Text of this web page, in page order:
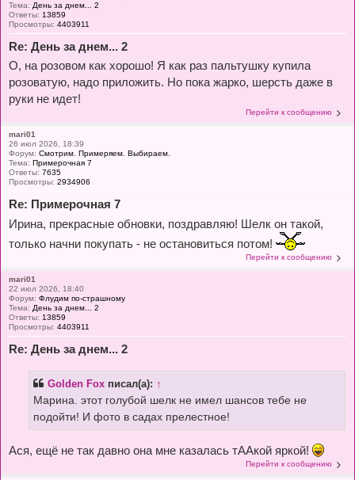
Тема: День за днем... 2
Ответы: 13859
Просмотры: 4403911
Re: День за днем... 2
О, на розовом как хорошо! Я как раз пальтушку купила
розоватую, надо приложить. Но пока жарко, шерсть даже в
руки не идет!
Перейти к сообщению
mari01
26 июл 2026, 18:39
Форум: Смотрим. Примеряем. Выбираем.
Тема: Примерочная 7
Ответы: 7635
Просмотры: 2934906
Re: Примерочная 7
Ирина, прекрасные обновки, поздравляю! Шелк он такой,
только начни покупать - не остановиться потом!
Перейти к сообщению
mari01
22 июл 2026, 18:40
Форум: Флудим по-страшному
Тема: День за днем... 2
Ответы: 13859
Просмотры: 4403911
Re: День за днем... 2
Golden Fox писал(а): ↑
Марина. этот голубой шелк не имел шансов тебе не
подойти! И фото в садах прелестное!
Ася, ещё не так давно она мне казалась тААкой яркой!
Перейти к сообщению